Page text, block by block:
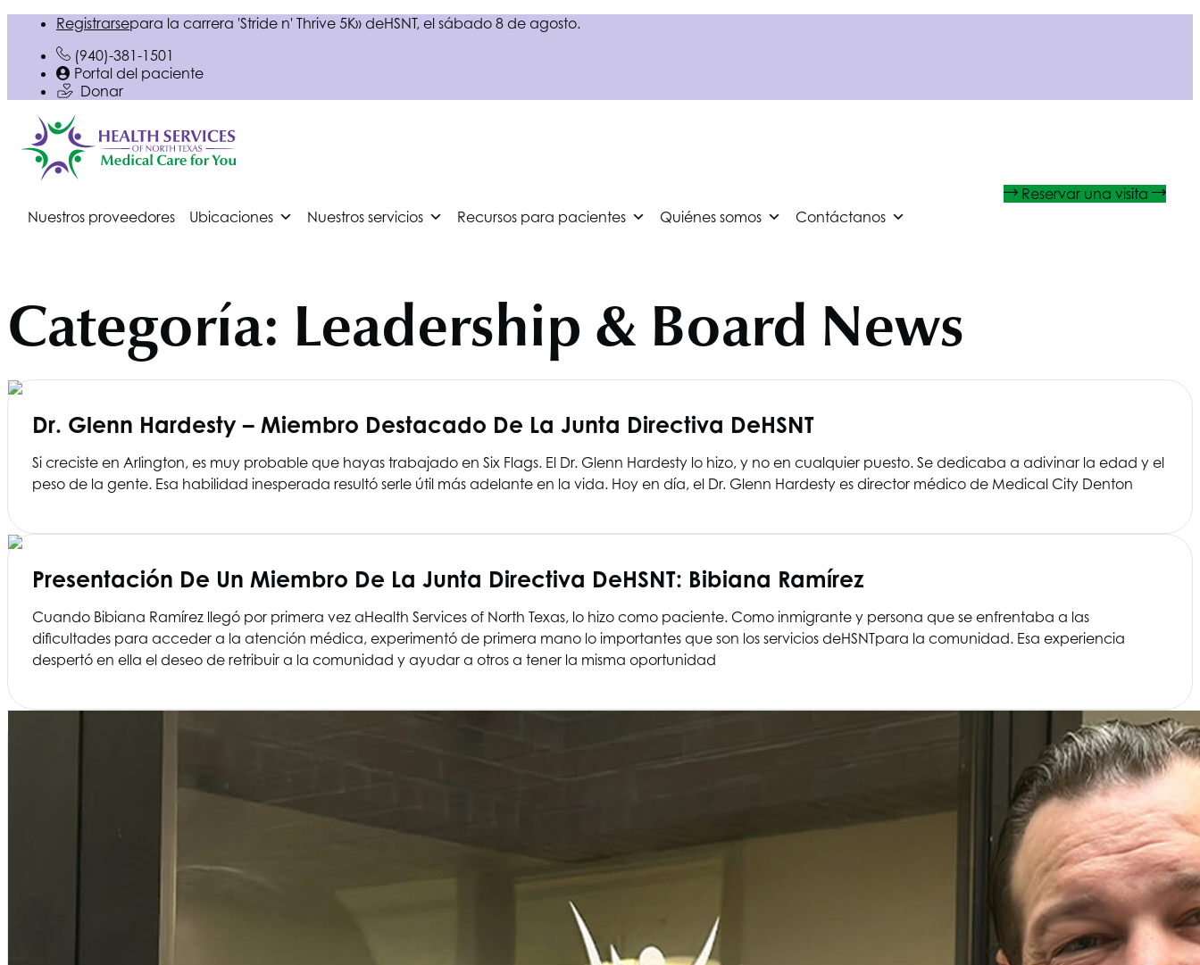
Registrarsepara la carrera 'Stride n' Thrive 5K» deHSNT, el sábado 8 de agosto.
(940)-381-1501
Portal del paciente
Donar
Nuestros proveedores Ubicaciones Nuestros servicios Recursos para pacientes Quiénes somos Contáctanos
Reservar una visita
Categoría: Leadership & Board News
Dr. Glenn Hardesty – Miembro Destacado De La Junta Directiva DeHSNT
Si creciste en Arlington, es muy probable que hayas trabajado en Six Flags. El Dr. Glenn Hardesty lo hizo, y no en cualquier puesto. Se dedicaba a adivinar la edad y el
peso de la gente. Esa habilidad inesperada resultó serle útil más adelante en la vida. Hoy en día, el Dr. Glenn Hardesty es director médico de Medical City Denton
Presentación De Un Miembro De La Junta Directiva DeHSNT: Bibiana Ramírez
Cuando Bibiana Ramírez llegó por primera vez aHealth Services of North Texas, lo hizo como paciente. Como inmigrante y persona que se enfrentaba a las
dificultades para acceder a la atención médica, experimentó de primera mano lo importantes que son los servicios deHSNTpara la comunidad. Esa experiencia
despertó en ella el deseo de retribuir a la comunidad y ayudar a otros a tener la misma oportunidad